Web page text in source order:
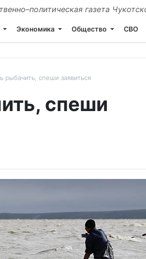
газета
Экономика Общество СВО
рыбачить, спеши заявиться
спеши